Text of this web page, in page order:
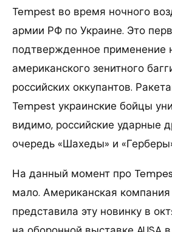
Tempest во время ночного
армии РФ по Украине. Это
подтвержденное применение
американского зенитного
российских оккупантов.
Tempest украинские бойцы
видимо, российские ударные
очередь «Шахеды» и
На данный момент про
мало. Американская
представила эту новинку в